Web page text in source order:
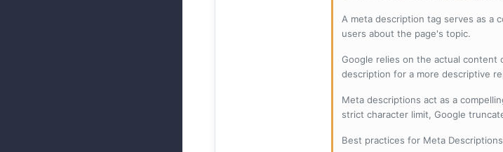
A meta description tag serves as a
users about the page's topic.
Google relies on the actual
description for a more descriptive
Meta descriptions act as a
strict character limit, Google
Best practices for Meta Descriptions